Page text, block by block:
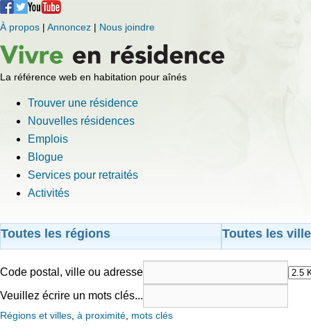
À propos | Annoncez | Nous joindre
La référence web en habitation pour aînés
Trouver une résidence
Nouvelles résidences
Emplois
Blogue
Services pour retraités
Activités
Toutes les régions Toutes les
Code postal, ville ou adresse
Veuillez écrire un mots clés...
Régions et villes à proximité mots clés